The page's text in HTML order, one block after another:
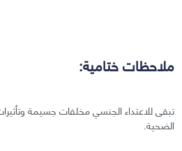
ملاحظات ختامية:
تبقى للاعتداء الجنسي مخلفات جسيمة
الضحية.